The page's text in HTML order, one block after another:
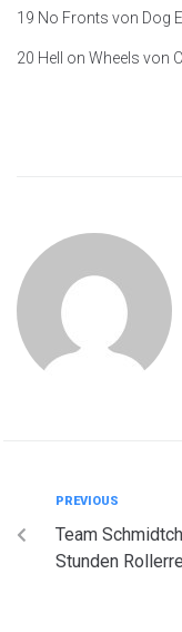
19 No Fronts von Dog
20 Hell on Wheels von
PREVIOUS
Team
Stunden